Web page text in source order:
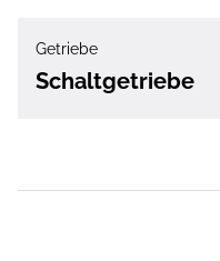
Getriebe
Schaltgetriebe